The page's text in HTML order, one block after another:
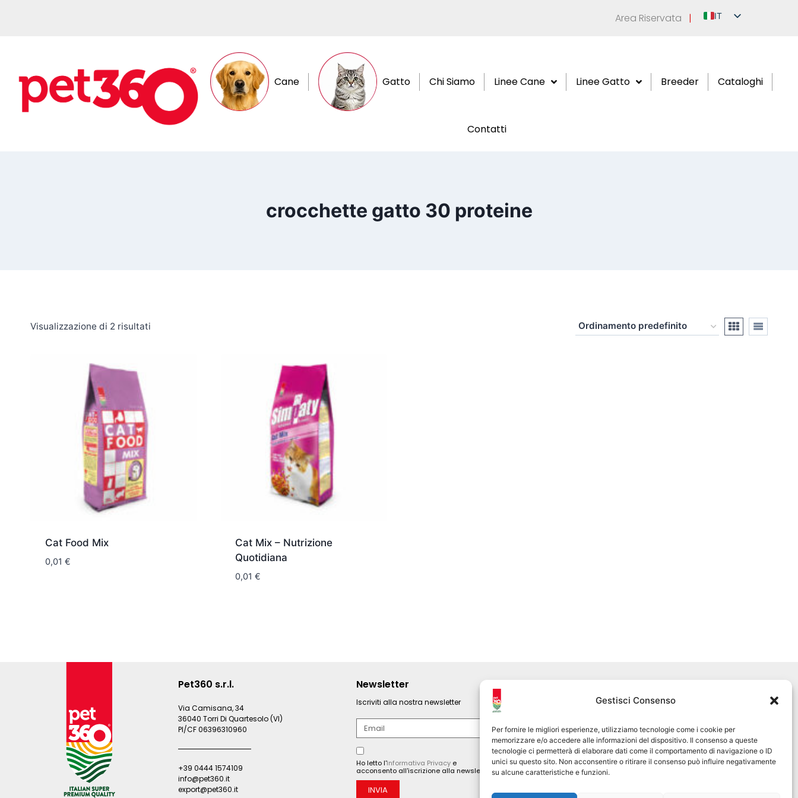
Gestisci Consenso
Per fornire le migliori esperienze, utilizziamo tecnologie come i cookie per
memorizzare e/o accedere alle informazioni del dispositivo. Il consenso a queste
tecnologie ci permetterà di elaborare dati come il comportamento di navigazione o ID
unici su questo sito. Non acconsentire o ritirare il consenso può influire negativamente
su alcune caratteristiche e funzioni.
Area Riservata |
IT
Cane Gatto Chi Siamo Linee Cane Linee Gatto Breeder Cataloghi
Contatti
crocchette gatto 30 proteine
Visualizzazione di 2 risultati
Cat Food Mix
0,01 €
Cat Mix – Nutrizione
Quotidiana
0,01 €
Pet360 s.r.l.
Via Camisana, 34
36040 Torri Di Quartesolo (VI)
PI/CF 06396310960
+39 0444 1574109
info@pet360.it
export@pet360.it
Newsletter
Iscriviti alla nostra newsletter
Ho letto l'Informativa Privacy e
acconsento all'iscrizione alla newsletter.
INVIA
pet360official
@pet360_official
pet breeder channel